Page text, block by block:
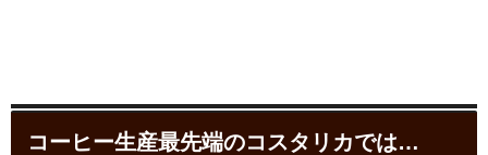
コーヒー生産最先端のコスタリカでは…